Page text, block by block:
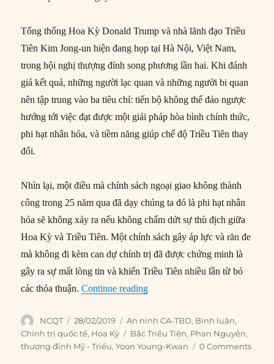
Tổng thống Hoa Kỳ Donald Trump và nhà lãnh đạo Triều
Tiên Kim Jong-un hiện đang họp tại Hà Nội, Việt Nam,
trong hội nghị thượng đỉnh song phương lần hai. Khi đánh
giá kết quả, những người lạc quan và những người bi quan
nên tập trung vào ba tiêu chí: tiến bộ không thể đảo ngược
hướng tới việc đạt được một giải pháp hòa bình chính thức,
phi hạt nhân hóa, và tiềm năng giúp chế độ Triều Tiên thay
đổi.
Nhìn lại, một điều mà chính sách ngoại giao không thành
công trong 25 năm qua đã dạy chúng ta đó là phi hạt nhân
hóa sẽ không xảy ra nếu không chấm dứt sự thù địch giữa
Hoa Kỳ và Triều Tiên. Một chính sách gây áp lực và răn đe
mà không đi kèm can dự chính trị đã được chứng minh là
gây ra sự mất lòng tin và khiến Triều Tiên nhiều lần từ bỏ
các thỏa thuận.Continue reading“Thượng đỉnh Hà Nội nên được
Author
NCQT
Posted
on
28/02/2019 Categories
An ninh CA-TBD, Bình luận,
Chính trị quốc tế, Hoa Kỳ Tags
Bắc Triều Tiên, Phan Nguyên,
thượng đỉnh Mỹ - Triều,Yoon Young-Kwan 0 Comments